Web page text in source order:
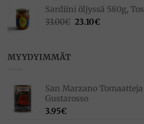
Sardiini öljyssä 580g,
33.00€ Alkuperäinen
23.10€Nykyinen
MYYDYIMMÄT
San Marzano
Gustarosso
3.95€